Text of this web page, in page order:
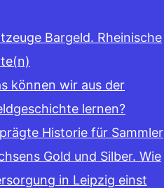
Bargeld. Rheinische
können wir aus der
lernen?
Historie für Sammler
Gold und Silber. Wie
in Leipzig einst